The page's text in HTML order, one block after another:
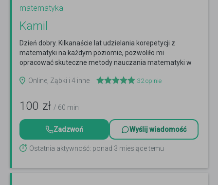
matematyka
Kamil
Dzień dobry. Kilkanaście lat udzielania korepetycji z
matematyki na każdym poziomie, pozwoliło mi
opracować skuteczne metody nauczania matematyki w
Online, Ząbki i 4 inne
32opinie
100 zł / 60 min
Zadzwoń Wyślij wiadomość
Ostatnia aktywność: ponad 3 miesiące temu